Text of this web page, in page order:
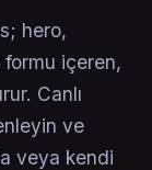
hero,
formu içeren,
Canlı
ve
veya kendi